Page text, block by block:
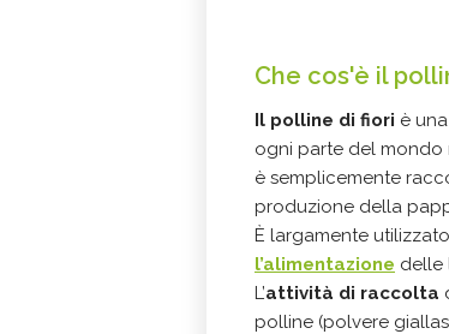
Che cos'è il
Il polline di fiori è
ogni parte del mondo
è semplicemente
produzione della
È largamente
l’alimentazione delle
L’attività di raccolta
polline (polvere